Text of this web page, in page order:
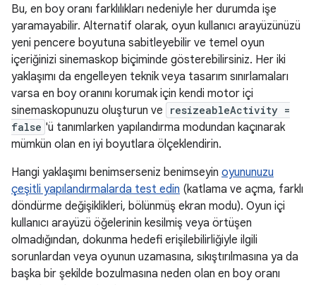
Bu, en boy oranı farklılıkları nedeniyle her durumda işe
yaramayabilir. Alternatif olarak, oyun kullanıcı arayüzünüzü
yeni pencere boyutuna sabitleyebilir ve temel oyun
içeriğinizi sinemaskop biçiminde gösterebilirsiniz. Her iki
yaklaşımı da engelleyen teknik veya tasarım sınırlamaları
varsa en boy oranını korumak için kendi motor içi
sinemaskopunuzu oluşturun ve
resizeableActivity =
false 'ü tanımlarken yapılandırma modundan kaçınarak
mümkün olan en iyi boyutlara ölçeklendirin.
Hangi yaklaşımı benimserseniz benimseyin oyununuzu
çeşitli yapılandırmalarda test edin (katlama ve açma, farklı
döndürme değişiklikleri, bölünmüş ekran modu). Oyun içi
kullanıcı arayüzü öğelerinin kesilmiş veya örtüşen
olmadığından, dokunma hedefi erişilebilirliğiyle ilgili
sorunlardan veya oyunun uzamasına, sıkıştırılmasına ya da
başka bir şekilde bozulmasına neden olan en boy oranı